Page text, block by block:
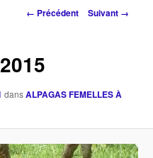
Navigation
← Précédent Suivant →
dansALPAGAS FEMELLES À